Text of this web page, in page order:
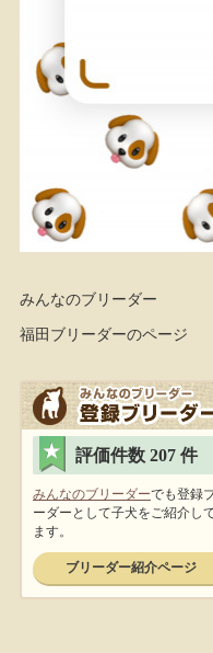
みんなのブリーダー
福田ブリーダーのページ